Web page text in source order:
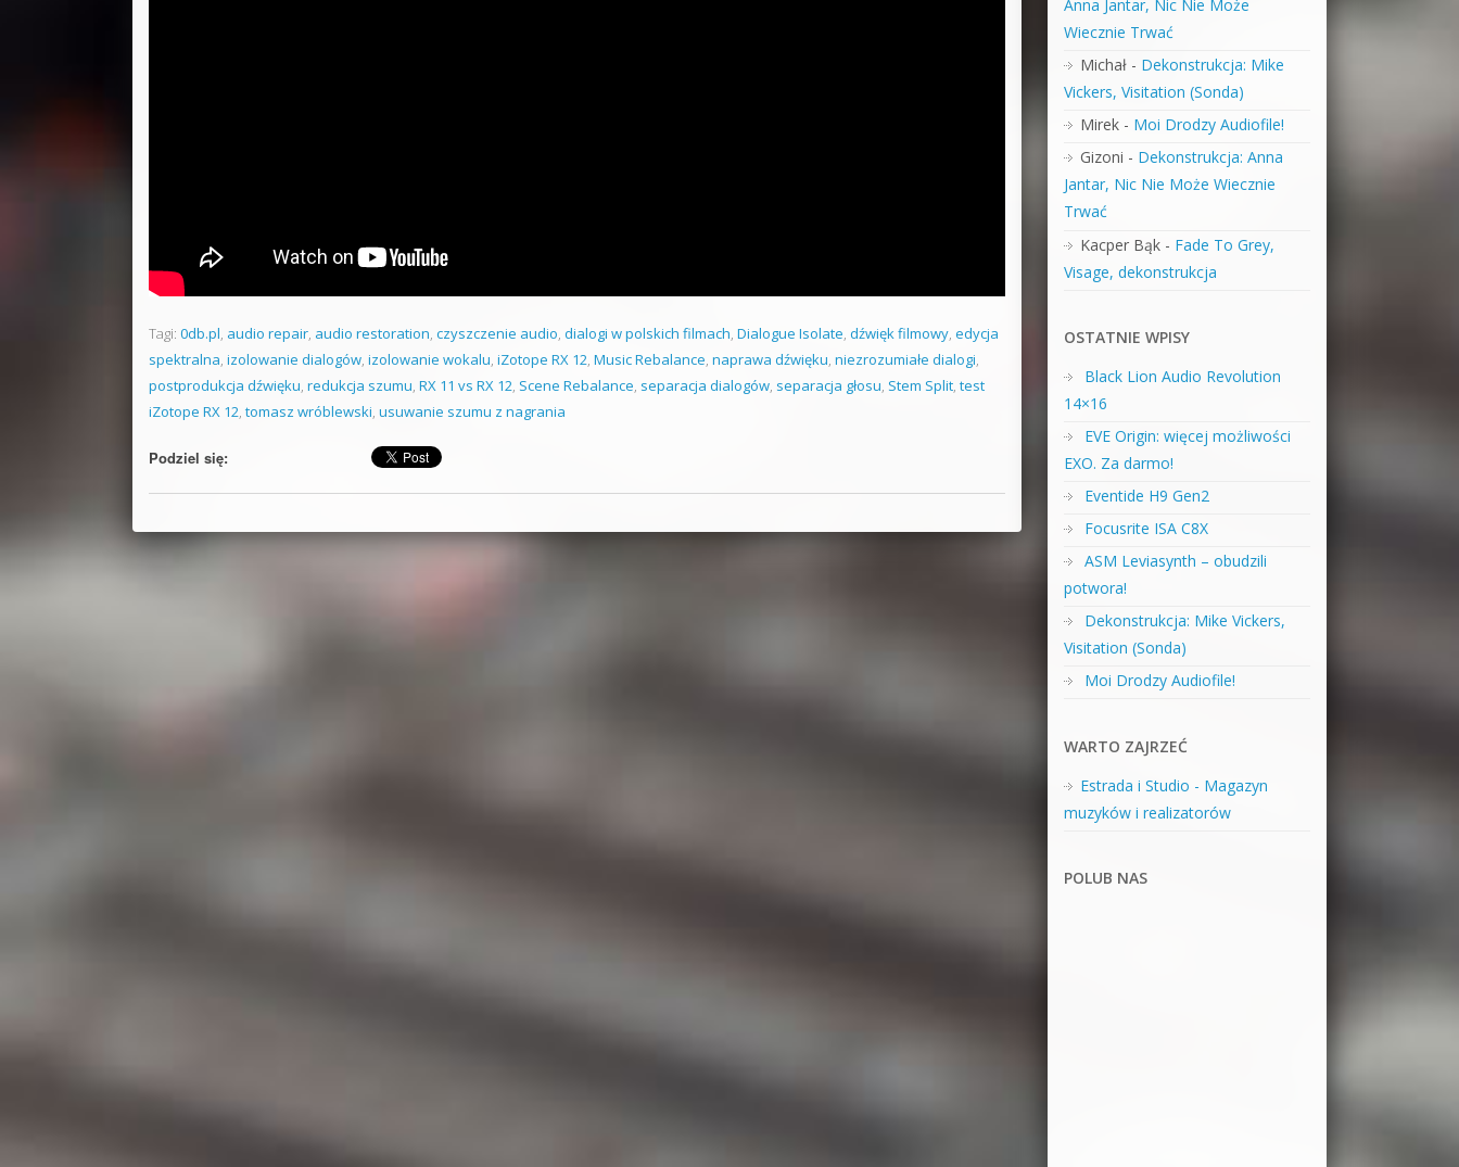
Tagi: 0db.pl, audio repair, audio restoration, czyszczenie audio, dialogi w polskich filmach, Dialogue Isolate, dźwięk filmowy, edycja
spektralna, izolowanie dialogów, izolowanie wokalu, iZotope RX 12, Music Rebalance, naprawa dźwięku, niezrozumiałe dialogi,
postprodukcja dźwięku, redukcja szumu, RX 11 vs RX 12, Scene Rebalance, separacja dialogów, separacja głosu, Stem Split, test
iZotope RX 12, tomasz wróblewski, usuwanie szumu z nagrania
Podziel się:
Anna Jantar, Nic Nie Może
Wiecznie Trwać
Michał- Dekonstrukcja: Mike
Vickers, Visitation (Sonda)
Mirek- Moi Drodzy Audiofile!
Gizoni - Dekonstrukcja: Anna
Jantar, Nic Nie Może Wiecznie
Trwać
Kacper Bąk- Fade To Grey,
Visage, dekonstrukcja
OSTATNIE WPISY
Black Lion Audio Revolution
14×16
EVE Origin: więcej możliwości
EXO. Za darmo!
Eventide H9 Gen2
Focusrite ISA C8X
ASM Leviasynth – obudzili
potwora!
Dekonstrukcja: Mike Vickers,
Visitation (Sonda)
Moi Drodzy Audiofile!
WARTO ZAJRZEĆ
Estrada i Studio - Magazyn
muzyków i realizatorów
POLUB NAS